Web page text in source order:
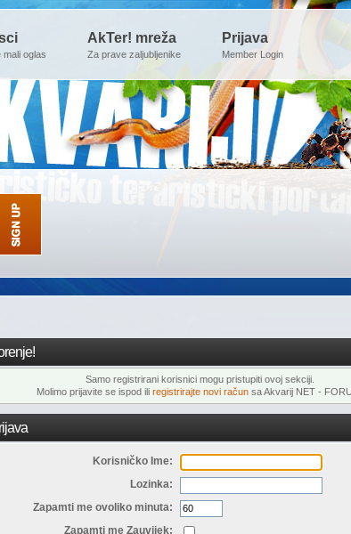
mali oglas
AkTer! mreža
Za prave zaljubljenike
Prijava
Member Login
Samo registrirani korisnici mogu pristupiti ovoj sekciji.
Molimo prijavite se ispod ili registrirajte novi računsa Akvarij NET -
Korisničko Ime:
Lozinka:
Zapamti me ovoliko minuta:
Zapamti me Zauvijek: